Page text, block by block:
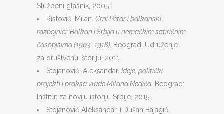
Službeni glasnik, 2005.
Ristović, Milan. Crni Petar i balkanski
razbojnici: Balkan i Srbija u nemačkim satiričnim
časopisima (1903–1918). Beograd: Udruženje
za društvenu istoriju, 2011.
Stojanović, Aleksandar. Ideje, politički
projekti i praksa vlade Milana Nedića . Beograd:
Institut za noviju istoriju Srbije, 2015.
Stojanović Aleksandar, i Dušan Bajagić.